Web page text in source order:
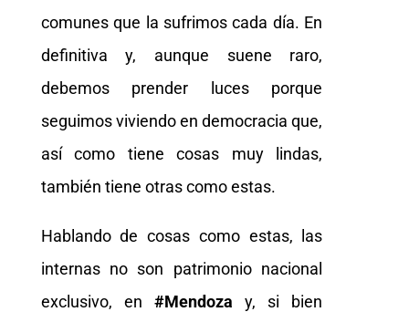
comunes que la sufrimos cada día. En
definitiva y, aunque suene raro,
debemos prender luces porque
seguimos viviendo en democracia que,
así como tiene cosas muy lindas,
también tiene otras como estas.
Hablando de cosas como estas, las
internas no son patrimonio nacional
exclusivo, en #Mendoza y, si bien